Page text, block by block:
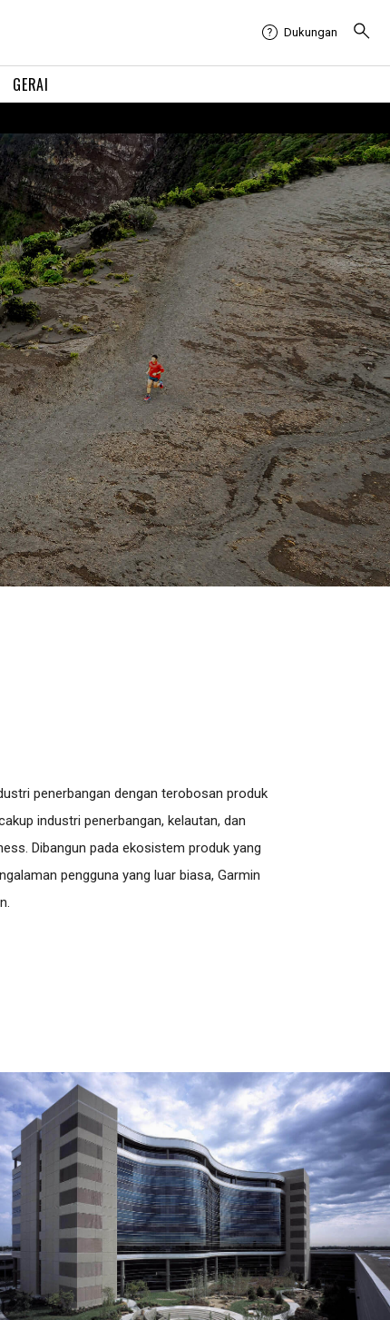
GERAI
Dukungan
penerbangan dengan terobosan produk
industri penerbangan, kelautan, dan
Dibangun pada ekosistem produk yang
pengguna yang luar biasa, Garmin